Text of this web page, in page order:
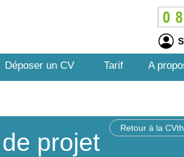
Déposer un CV Tarif A
Retour à la
projet